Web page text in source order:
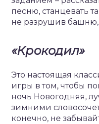
песню, станцевать
не разрушив башню,
«Крокодил»
Это настоящая
игры в том, чтобы
ночь Новогодняя,
зимними
конечно, не